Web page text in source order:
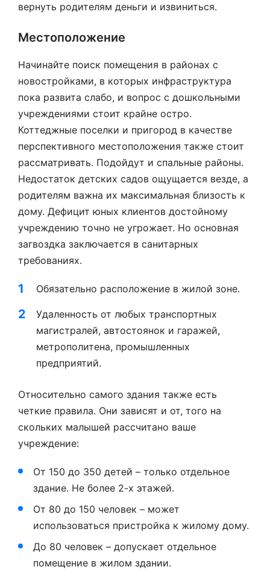
вернуть родителям деньги и извиниться.
Местоположение
Начинайте поиск помещения в районах с
новостройками, в которых инфраструктура
пока развита слабо, и вопрос с дошкольными
учреждениями стоит крайне остро.
Коттеджные поселки и пригород в качестве
перспективного местоположения также стоит
рассматривать. Подойдут и спальные районы.
Недостаток детских садов ощущается везде, а
родителям важна их максимальная близость к
дому. Дефицит юных клиентов достойному
учреждению точно не угрожает. Но основная
загвоздка заключается в санитарных
требованиях.
Обязательно расположение в жилой зоне.
Удаленность от любых транспортных
магистралей, автостоянок и гаражей,
метрополитена, промышленных
предприятий.
Относительно самого здания также есть
четкие правила. Они зависят и от, того на
скольких малышей рассчитано ваше
учреждение:
От 150 до 350 детей – только отдельное
здание. Не более 2-х этажей.
От 80 до 150 человек – может
использоваться пристройка к жилому дому.
До 80 человек – допускает отдельное
помещение в жилом здании.